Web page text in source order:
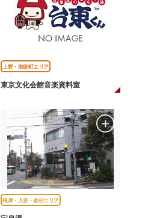
上野・御徒町エリア
東京文化会館音楽資料室
根岸・入谷・金杉エリア